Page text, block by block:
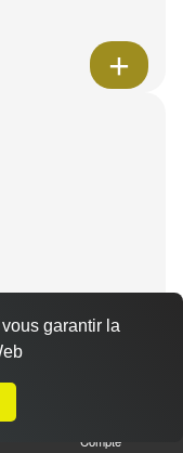
Compte
garantir la